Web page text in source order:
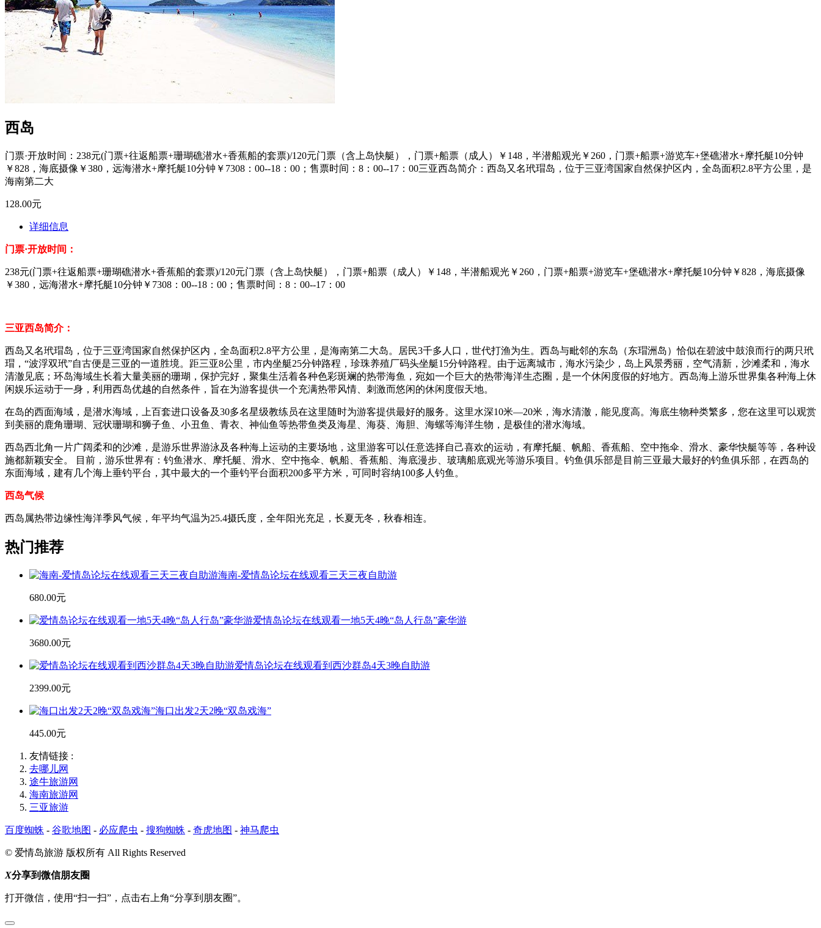
西岛
门票·开放时间：238元(门票+往返船票+珊瑚礁潜水+香蕉船的套票)/120元门票（含上岛快艇），门票+船票（成人）￥148，半潜船观光￥260，门票+船票+游览车+堡礁潜水+摩托艇10分钟
￥828，海底摄像￥380，远海潜水+摩托艇10分钟￥7308：00--18：00；售票时间：8：00--17：00三亚西岛简介：西岛又名玳瑁岛，位于三亚湾国家自然保护区内，全岛面积2.8平方公里，是
海南第二大
128.00元
详细信息
门票·开放时间：
238元(门票+往返船票+珊瑚礁潜水+香蕉船的套票)/120元门票（含上岛快艇），门票+船票（成人）￥148，半潜船观光￥260，门票+船票+游览车+堡礁潜水+摩托艇10分钟￥828，海底摄像
￥380，远海潜水+摩托艇10分钟￥7308：00--18：00；售票时间：8：00--17：00
三亚西岛简介：
西岛又名玳瑁岛，位于三亚湾国家自然保护区内，全岛面积2.8平方公里，是海南第二大岛。居民3千多人口，世代打渔为生。西岛与毗邻的东岛（东瑁洲岛）恰似在碧波中鼓浪而行的两只玳
瑁，“波浮双玳”自古便是三亚的一道胜境。距三亚8公里，市内坐艇25分钟路程，珍珠养殖厂码头坐艇15分钟路程。由于远离城市，海水污染少，岛上风景秀丽，空气清新，沙滩柔和，海水
清澈见底；环岛海域生长着大量美丽的珊瑚，保护完好，聚集生活着各种色彩斑斓的热带海鱼，宛如一个巨大的热带海洋生态圈，是一个休闲度假的好地方。西岛海上游乐世界集各种海上休
闲娱乐运动于一身，利用西岛优越的自然条件，旨在为游客提供一个充满热带风情、刺激而悠闲的休闲度假天地。
在岛的西面海域，是潜水海域，上百套进口设备及30多名星级教练员在这里随时为游客提供最好的服务。这里水深10米―20米，海水清澈，能见度高。海底生物种类繁多，您在这里可以观赏
到美丽的鹿角珊瑚、冠状珊瑚和狮子鱼、小丑鱼、青衣、神仙鱼等热带鱼类及海星、海葵、海胆、海螺等海洋生物，是极佳的潜水海域。
西岛西北角一片广阔柔和的沙滩，是游乐世界游泳及各种海上运动的主要场地，这里游客可以任意选择自己喜欢的运动，有摩托艇、帆船、香蕉船、空中拖伞、滑水、豪华快艇等等，各种设
施都新颖安全。 目前，游乐世界有：钓鱼潜水、摩托艇、滑水、空中拖伞、帆船、香蕉船、海底漫步、玻璃船底观光等游乐项目。钓鱼俱乐部是目前三亚最大最好的钓鱼俱乐部，在西岛的
东面海域，建有几个海上垂钓平台，其中最大的一个垂钓平台面积200多平方米，可同时容纳100多人钓鱼。
西岛气候
西岛属热带边缘性海洋季风气候，年平均气温为25.4摄氏度，全年阳光充足，长夏无冬，秋春相连。
热门推荐
海南-爱情岛论坛在线观看三天三夜自助游
680.00元
爱情岛论坛在线观看一地5天4晚“岛人行岛”豪华游
3680.00元
爱情岛论坛在线观看到西沙群岛4天3晚自助游
2399.00元
海口出发2天2晚“双岛戏海”
445.00元
友情链接 :
去哪儿网
途牛旅游网
海南旅游网
三亚旅游
百度蜘蛛 - 谷歌地图 - 必应爬虫 - 搜狗蜘蛛 - 奇虎地图 - 神马爬虫
© 爱情岛旅游 版权所有 All Rights Reserved
X分享到微信朋友圈
打开微信，使用“扫一扫”，点击右上角“分享到朋友圈”。